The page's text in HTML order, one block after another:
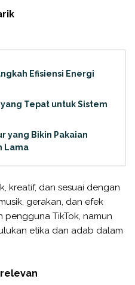
Efisiensi Energi
Tepat untuk Sistem
yang Bikin Pakaian
Lama
kreatif, dan sesuai dengan
gerakan, dan efek
pengguna TikTok, namun
etika dan adab dalam